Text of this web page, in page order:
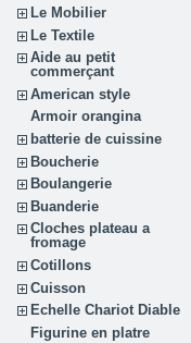
Le Mobilier
Le Textile
Aide au petit
commerçant
American style
Armoir orangina
batterie de cuissine
Boucherie
Boulangerie
Buanderie
Cloches plateau a
fromage
Cotillons
Cuisson
Echelle Chariot Diable
Figurine en platre